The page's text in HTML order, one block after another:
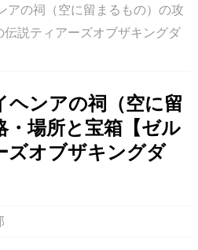
アの祠（空に留まるもの）の攻
説ティアーズオブザキングダ
ヘンアの祠（空に留
・場所と宝箱【ゼル
ズオブザキングダ